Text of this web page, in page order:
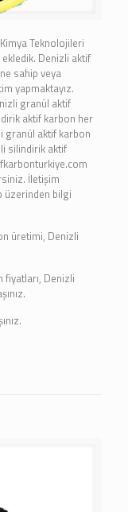
Teknolojileri
Denizli aktif
sahip veya
yapmaktayız.
granül aktif
aktif karbon her
granül aktif karbon
silindirik aktif
İletişim
üzerinden bilgi
üretimi, Denizli
Denizli